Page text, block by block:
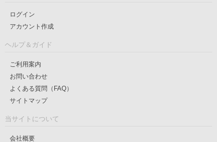
ログイン
アカウント作成
ヘルプ＆ガイド
ご利用案内
お問い合わせ
よくある質問（FAQ）
サイトマップ
当サイトについて
会社概要